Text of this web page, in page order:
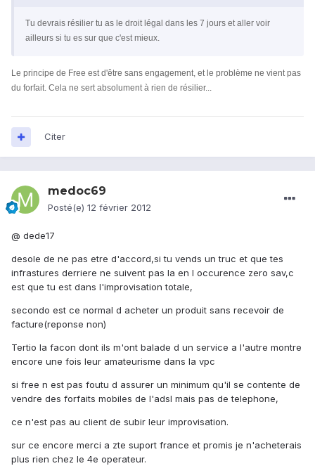
Tu devrais résilier tu as le droit légal dans les 7 jours et aller voir
ailleurs si tu es sur que c'est mieux.
Le principe de Free est d'être sans engagement, et le problème ne vient pas
du forfait. Cela ne sert absolument à rien de résilier...
Citer
medoc69
Posté(e) 12 février 2012
@ dede17
desole de ne pas etre d'accord,si tu vends un truc et que tes
infrastures derriere ne suivent pas la en l occurence zero sav,c
est que tu est dans l'improvisation totale,
secondo est ce normal d acheter un produit sans recevoir de
facture(reponse non)
Tertio la facon dont ils m'ont balade d un service a l'autre montre
encore une fois leur amateurisme dans la vpc
si free n est pas foutu d assurer un minimum qu'il se contente de
vendre des forfaits mobiles de l'adsl mais pas de telephone,
ce n'est pas au client de subir leur improvisation.
sur ce encore merci a zte suport france et promis je n'acheterais
plus rien chez le 4e operateur.